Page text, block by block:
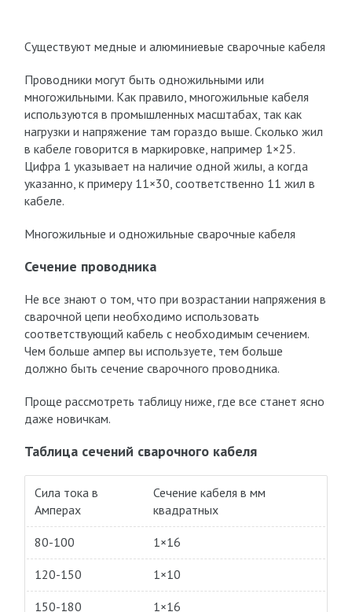
Существуют медные и алюминиевые сварочные кабеля
Проводники могут быть одножильными или
многожильными. Как правило, многожильные кабеля
используются в промышленных масштабах, так как
нагрузки и напряжение там гораздо выше. Сколько жил
в кабеле говорится в маркировке, например 1×25.
Цифра 1 указывает на наличие одной жилы, а когда
указанно, к примеру 11×30, соответственно 11 жил в
кабеле.
Многожильные и одножильные сварочные кабеля
Сечение проводника
Не все знают о том, что при возрастании напряжения в
сварочной цепи необходимо использовать
соответствующий кабель с необходимым сечением.
Чем больше ампер вы используете, тем больше
должно быть сечение сварочного проводника.
Проще рассмотреть таблицу ниже, где все станет ясно
даже новичкам.
Таблица сечений сварочного кабеля
Сила тока в
Амперах
Сечение кабеля в мм
квадратных
80-100 1×16
120-150 1×10
150-180 1×16